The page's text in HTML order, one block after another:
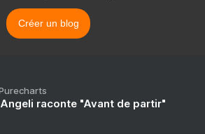
Créer un blog
Angeli raconte "Avant de partir"